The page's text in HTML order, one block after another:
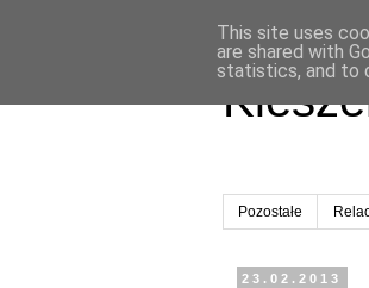
Pozostałe
23.02.2013
This site uses
are shared with
statistics, and to